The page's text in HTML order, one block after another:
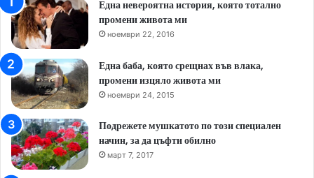
Една невероятна история, която тотално
промени живота ми
ноември 22, 2016
Една баба, която срещнах във влака,
промени изцяло живота ми
ноември 24, 2015
Подрежете мушкатото по този специален
начин, за да цъфти обилно
март 7, 2017